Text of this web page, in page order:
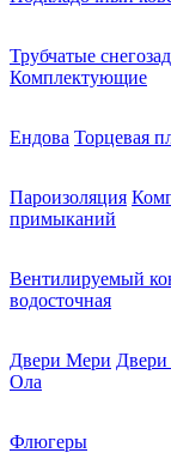
Трубчатые
Комплектующие
Ендова Торцевая
Пароизоляция
примыканий
Вентилируемый
водосточная
Двери Мери Двери
Ола
Флюгеры